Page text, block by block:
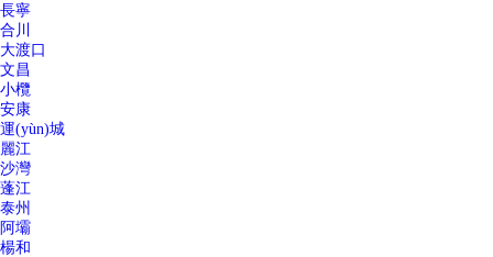
長寧
合川
大渡口
文昌
小欖
安康
運(yùn)城
麗江
沙灣
蓬江
泰州
阿壩
楊和